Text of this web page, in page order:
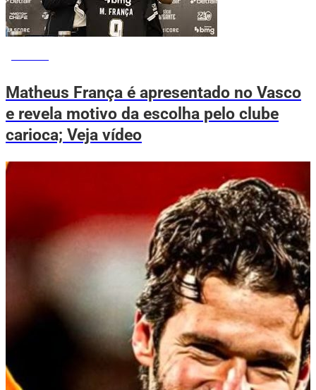
Matheus França é apresentado no Vasco
e revela motivo da escolha pelo clube
carioca; Veja vídeo